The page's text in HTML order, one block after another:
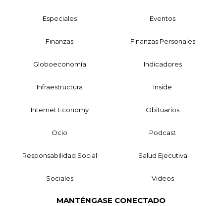
Especiales Eventos
Finanzas Finanzas Personales
Globoeconomía Indicadores
Infraestructura Inside
Internet Economy Obituarios
Ocio Podcast
Responsabilidad Social Salud Ejecutiva
Sociales Videos
MANTÉNGASE CONECTADO